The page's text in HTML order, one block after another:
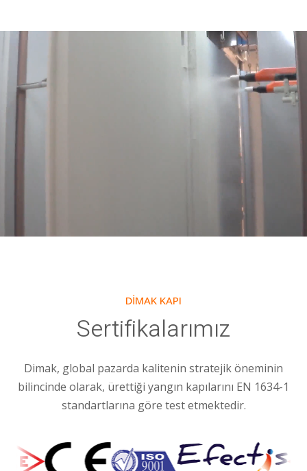
DIMAK KAPI
Sertifikalarımız
Dimak, global pazarda kalitenin stratejik öneminin
bilincinde olarak, ürettiği yangın kapılarını EN 1634-1
standartlarına göre test etmektedir.